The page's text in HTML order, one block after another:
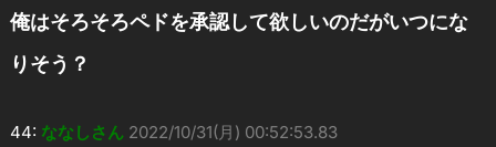
俺はそろそろペドを承認して欲しいのだがいつにな
りそう？
44: ななしさん 2022/10/31(月) 00:52:53.83